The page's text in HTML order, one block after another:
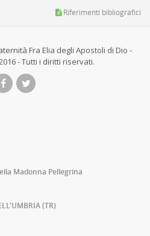
Riferimenti bibliografici
Fra Elia degli Apostoli di Dio -
- Tutti i diritti riservati.
Madonna Pellegrina
(TR)